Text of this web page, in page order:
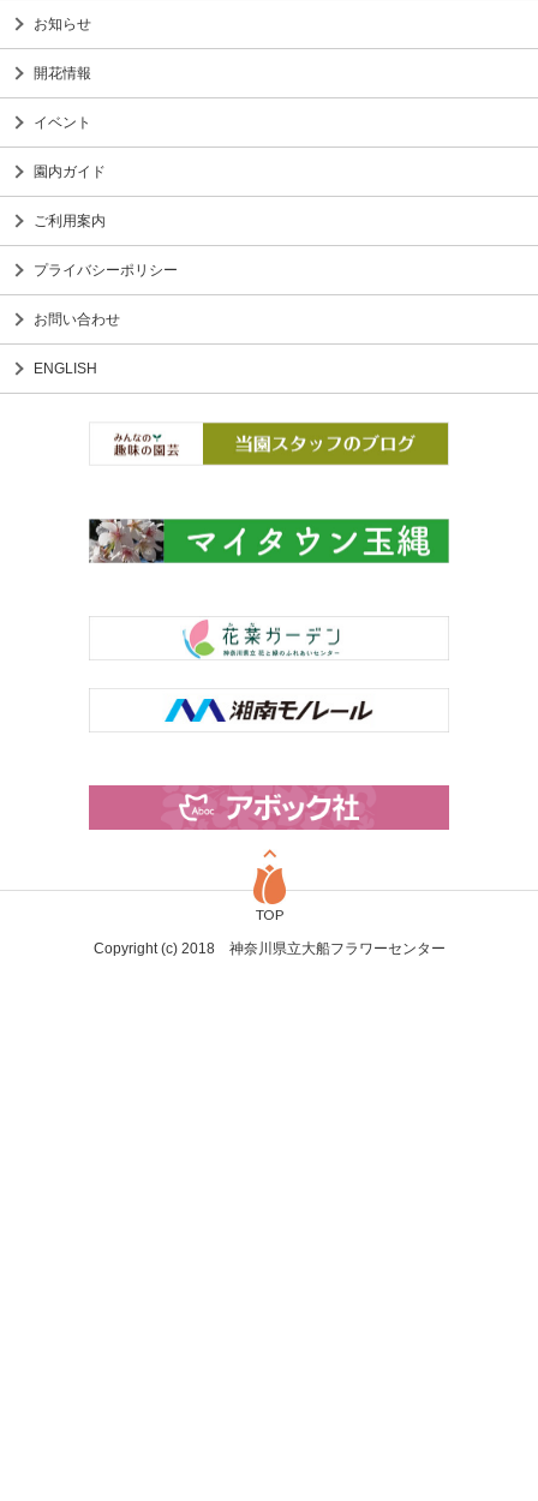
お知らせ
開花情報
イベント
園内ガイド
ご利用案内
プライバシーポリシー
お問い合わせ
ENGLISH
TOP
Copyright (c) 2018 神奈川県立大船フラワーセンター